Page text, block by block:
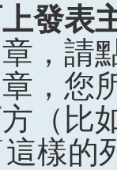
發表
，請
，您
（比
樣的